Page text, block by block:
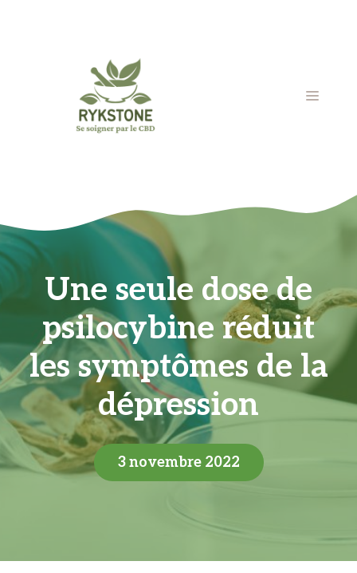
MENU
Une seule dose de
psilocybine réduit
les symptômes de la
dépression
3 novembre 2022